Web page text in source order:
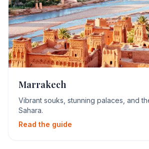
Marrakech
Vibrant souks, stunning palaces, and
Sahara.
Read the guide